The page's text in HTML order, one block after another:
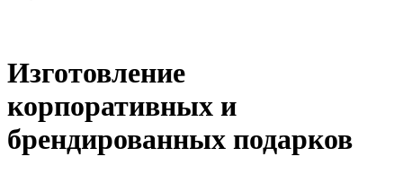
Изготовление
корпоративных и
брендированных подарков